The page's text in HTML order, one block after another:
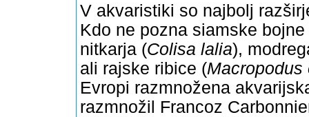
V akvaristiki so najbolj
Kdo ne pozna siamske
nitkarja (Colisa lalia),
ali rajske ribice (Macropodus
Evropi razmnožena
razmnožil Francoz